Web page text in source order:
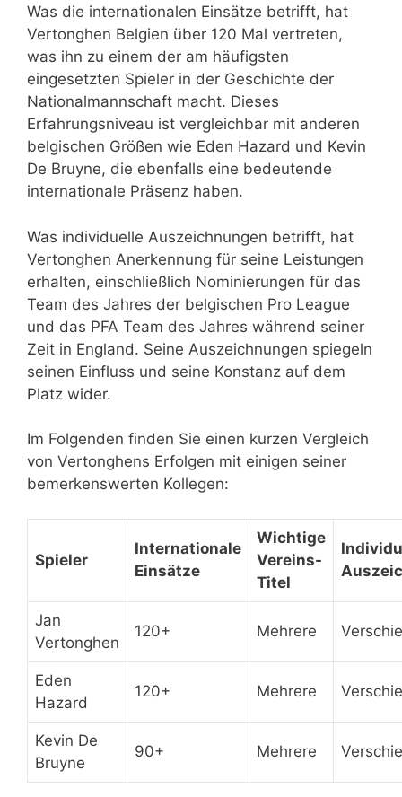
Was die internationalen Einsätze betrifft, hat
Vertonghen Belgien über 120 Mal vertreten,
was ihn zu einem der am häufigsten
eingesetzten Spieler in der Geschichte der
Nationalmannschaft macht. Dieses
Erfahrungsniveau ist vergleichbar mit anderen
belgischen Größen wie Eden Hazard und Kevin
De Bruyne, die ebenfalls eine bedeutende
internationale Präsenz haben.
Was individuelle Auszeichnungen betrifft, hat
Vertonghen Anerkennung für seine Leistungen
erhalten, einschließlich Nominierungen für das
Team des Jahres der belgischen Pro League
und das PFA Team des Jahres während seiner
Zeit in England. Seine Auszeichnungen spiegeln
seinen Einfluss und seine Konstanz auf dem
Platz wider.
Im Folgenden finden Sie einen kurzen Vergleich
von Vertonghens Erfolgen mit einigen seiner
bemerkenswerten Kollegen:
Spieler
Internationale
Einsätze
Wichtige
Vereins-
Titel
Jan
Vertonghen
120+ Mehrere
Eden
Hazard
120+ Mehrere
Kevin De
Bruyne
90+ Mehrere